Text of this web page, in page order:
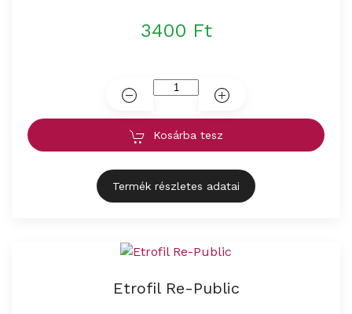
3400 Ft
Kosárba tesz
Termék részletes adatai
Etrofil Re-Public